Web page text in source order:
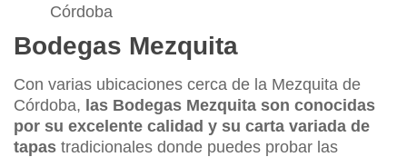
Córdoba
Bodegas Mezquita
Con varias ubicaciones cerca de la Mezquita de
Córdoba, las Bodegas Mezquita son conocidas
por su excelente calidad y su carta variada de
tapas tradicionales donde puedes probar las